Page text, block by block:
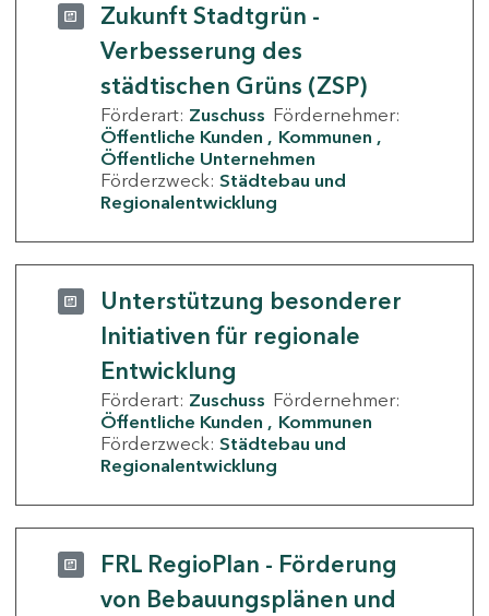
Zukunft Stadtgrün -
Verbesserung des
städtischen Grüns (ZSP)
Förderart: Zuschuss Fördernehmer:
Öffentliche Kunden
Kommunen
Öffentliche Unternehmen
Förderzweck: Städtebau und
Regionalentwicklung
Unterstützung besonderer
Initiativen für regionale
Entwicklung
Förderart: Zuschuss Fördernehmer:
Öffentliche Kunden
Kommunen
Förderzweck: Städtebau und
Regionalentwicklung
FRL RegioPlan - Förderung
von Bebauungsplänen und